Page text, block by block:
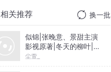
相关推荐 换一批
似锦|张晚意、景甜主演
影视原著|冬天的柳叶|尘
萱&雪月之下领衔|多人
尘萱_